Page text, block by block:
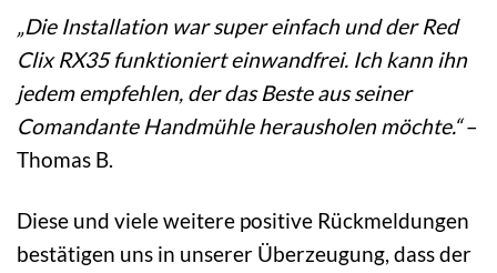
„Die Installation war super einfach und der Red
Clix RX35 funktioniert einwandfrei. Ich kann ihn
jedem empfehlen, der das Beste aus seiner
Comandante Handmühle herausholen möchte.“–
Thomas B.
Diese und viele weitere positive Rückmeldungen
bestätigen uns in unserer Überzeugung, dass der